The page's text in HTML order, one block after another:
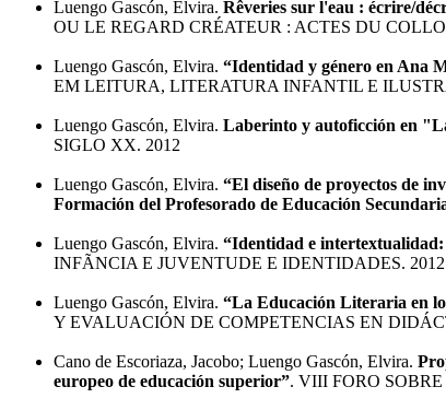
Luengo Gascón, Elvira. Rêveries sur l'eau : écrire/
OU LE REGARD CRÉATEUR : ACTES DU
Luengo Gascón, Elvira. “Identidad y género en Ana
EM LEITURA, LITERATURA INFANTIL E
Luengo Gascón, Elvira. Laberinto y autoficción en
SIGLO XX. 2012
Luengo Gascón, Elvira. “El diseño de proyectos de
Formación del Profesorado de Educación
Luengo Gascón, Elvira. “Identidad e intertextualidad:
INFÃNCIA E JUVENTUDE E IDENTIDADES. 2012
Luengo Gascón, Elvira. “La Educación Literaria en
Y EVALUACIÓN DE COMPETENCIAS EN
Cano de Escoriaza, Jacobo; Luengo Gascón, Elvira.
europeo de educación superior”. VIII FORO